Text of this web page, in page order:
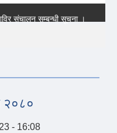
संचालन सम्बन्धी सूचना ।
२०८०
- 16:08